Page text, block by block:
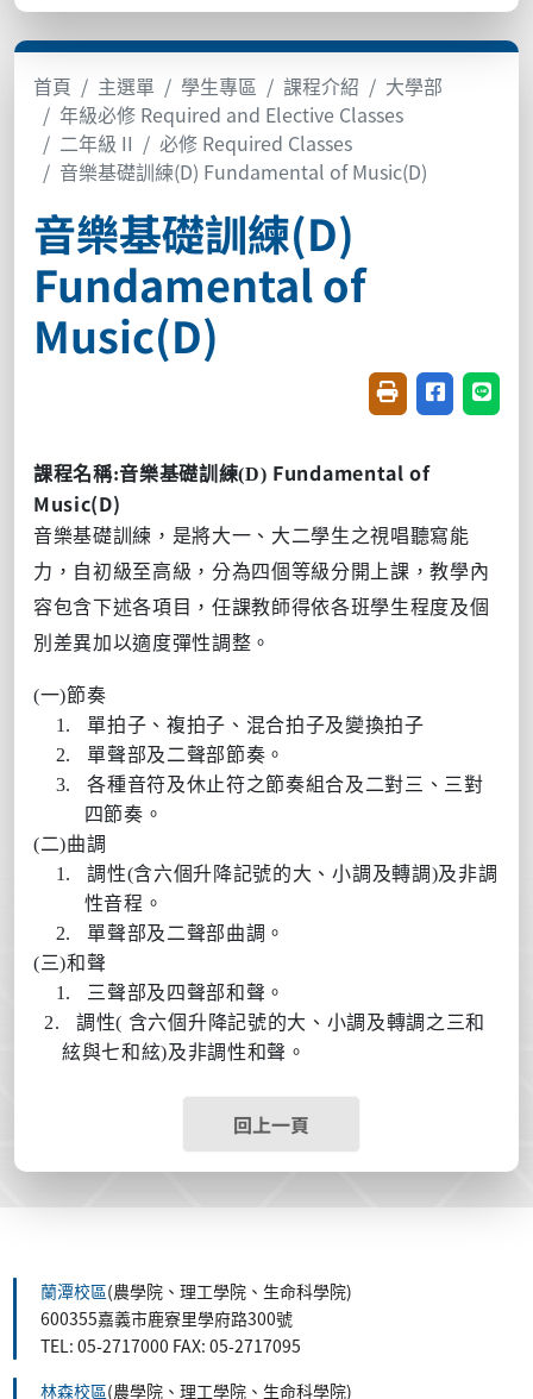
首頁 主選單 學生專區 課程介紹
大學部
年級必修 Required and Elective Classes
二年級 II
必修 Required Classes
音樂基礎訓練(D) Fundamental of Music(D)
音樂基礎訓練(D)
Fundamental of
Music(D)
友善列印(開新視
分享至臉書
分享
課程名稱:音樂基礎訓練(D) Fundamental of
Music(D)
音樂基礎訓練，是將大一、大二學生之視唱聽寫能
力，自初級至高級，分為四個等級分開上課，教學內
容包含下述各項目，任課教師得依各班學生程度及個
別差異加以適度彈性調整。
(一)節奏
1.
單拍子、複拍子、混合拍子及變換拍子
2.
單聲部及二聲部節奏。
3.
各種音符及休止符之節奏組合及二對三、三對
四節奏。
(二)曲調
1.
調性(含六個升降記號的大、小調及轉調)及非調
性音程。
2.
單聲部及二聲部曲調。
(三)和聲
1.
三聲部及四聲部和聲。
2.
調性( 含六個升降記號的大、小調及轉調之三和
絃與七和絃)及非調性和聲。
回上一頁
蘭潭校區(農學院、理工學院、生命科學院)
600355嘉義市鹿寮里學府路300號
TEL: 05-2717000 FAX: 05-2717095
林森校區(農學院、理工學院、生命科學院)